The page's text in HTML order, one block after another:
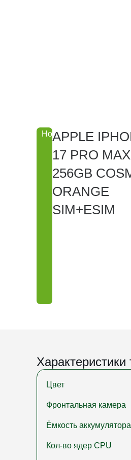
Новинка
APPLE
17 PRO MAX
256GB
ORANGE
SIM+ESIM
Характеристики
Цвет
Фронтальная камера
Ёмкость аккумулятора
Кол-во ядер CPU